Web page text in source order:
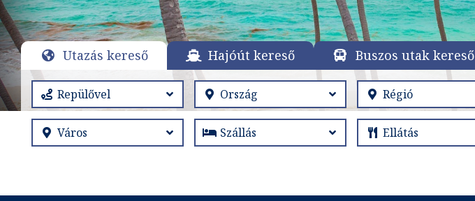
Utazás kereső Hajóút kereső Buszos utak kereső